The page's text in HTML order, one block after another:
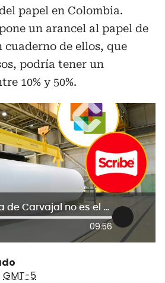
papel en Colombia.
un arancel al papel de
cuaderno de ellos, que
podría tener un
10% y 50%.
El problema de Carvajal no es el precio del papel, es de materia prima: gerente de Sribe
09:56
GMT-5